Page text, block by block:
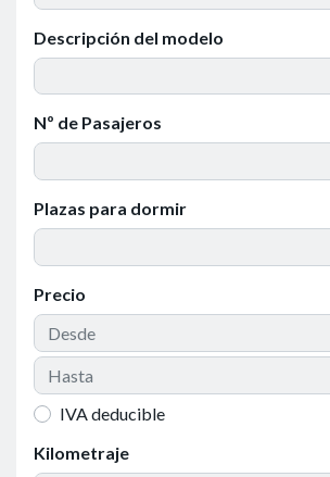
Descripción del modelo
Nº de Pasajeros
Plazas para dormir
Precio
IVA deducible
Kilometraje